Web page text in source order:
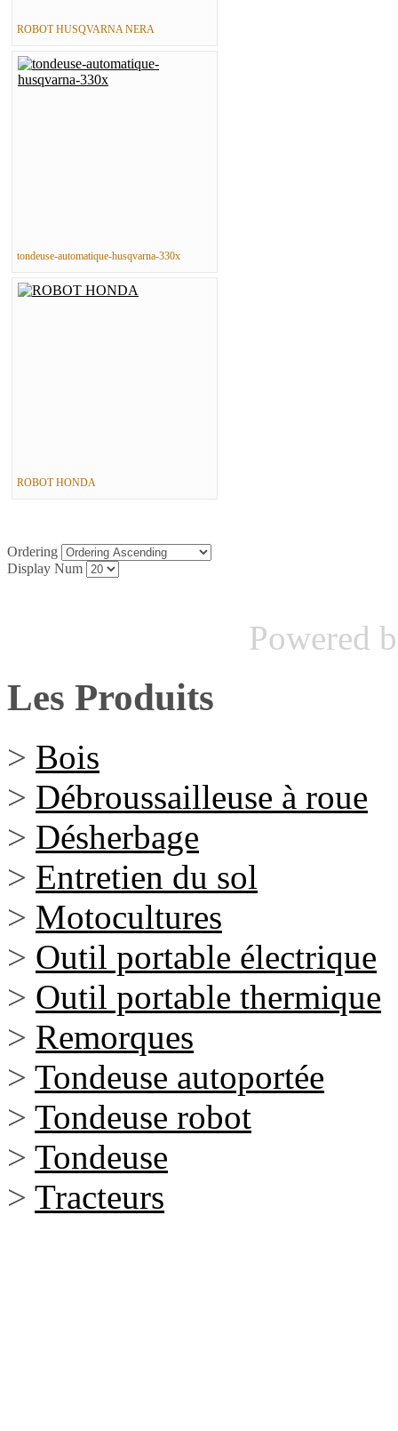
ROBOT HUSQVARNA NERA
tondeuse-automatique-husqvarna-330x
ROBOT HONDA
Ordering
Display Num
Powered
Les Produits
> Bois
> Débroussailleuse à roue
> Désherbage
> Entretien du sol
> Motocultures
> Outil portable électrique
> Outil portable thermique
> Remorques
> Tondeuse autoportée
> Tondeuse robot
> Tondeuse
> Tracteurs